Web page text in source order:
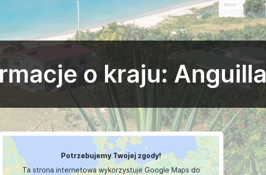
o kraju: Anguilla
Potrzebujemy Twojej zgody!
Ta strona internetowa wykorzystuje Google Maps do